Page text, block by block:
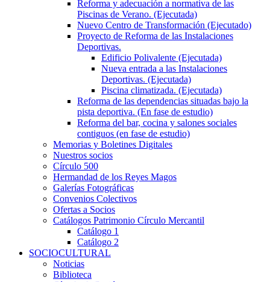
Reforma y adecuación a normativa de las
Piscinas de Verano. (Ejecutada)
Nuevo Centro de Transformación (Ejecutado)
Proyecto de Reforma de las Instalaciones
Deportivas.
Edificio Polivalente (Ejecutada)
Nueva entrada a las Instalaciones
Deportivas. (Ejecutada)
Piscina climatizada. (Ejecutada)
Reforma de las dependencias situadas bajo la
pista deportiva. (En fase de estudio)
Reforma del bar, cocina y salones sociales
contiguos (en fase de estudio)
Memorias y Boletines Digitales
Nuestros socios
Círculo 500
Hermandad de los Reyes Magos
Galerías Fotográficas
Convenios Colectivos
Ofertas a Socios
Catálogos Patrimonio Círculo Mercantil
Catálogo 1
Catálogo 2
SOCIOCULTURAL
Noticias
Biblioteca